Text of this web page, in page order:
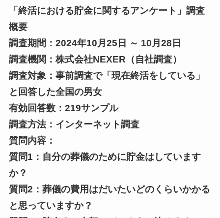
「終活における貯金に関するアンケート」調査
概要
調査期間：2024年10月25日 ～ 10月28日
調査機関：株式会社NEXER（自社調査）
調査対象：事前調査で「現在終活をしている」
と回答した全国の男女
有効回答数：219サンプル
調査方法：インターネット調査
質問内容：
質問1：自分の葬儀のために貯金はしています
か？
質問2：葬儀の費用はだいたいどのくらいかかる
と思っていますか？